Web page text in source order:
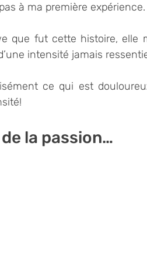
à ma première
que fut cette histoire, elle
intensité jamais
ce qui est
la passion…